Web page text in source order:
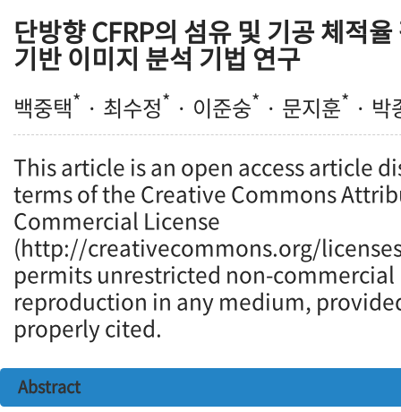
단방향 CFRP의 섬유 및 기공 체적
기반 이미지 분석 기법 연구
백중택* · 최수정* · 이준숭* · 문지훈* · 박
This article is an open access article
terms of the Creative Commons
Commercial License
(http://creativecommons.org/
permits unrestricted non-
reproduction in any medium,
properly cited.
Abstract